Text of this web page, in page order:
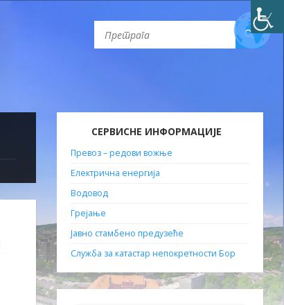
СЕРВИСНЕ ИНФОРМАЦИЈЕ
Превоз – редови вожње
Електрична енергија
Водовод
Грејање
Јавно стамбено предузеће
Служба за катастар непокретности Бор